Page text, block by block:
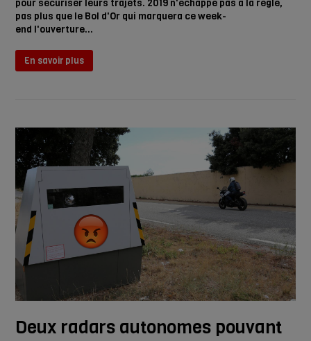
pour sécuriser leurs trajets. 2019 n'échappe pas à la règle,
pas plus que le Bol d'Or qui marquera ce week-
end l'ouverture…
En savoir plus
Deux radars autonomes pouvant